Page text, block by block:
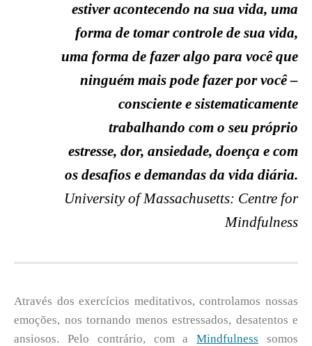
estiver acontecendo na sua vida, uma
forma de tomar controle de sua vida,
uma forma de fazer algo para você que
ninguém mais pode fazer por você –
consciente e sistematicamente
trabalhando com o seu próprio
estresse, dor, ansiedade, doença e com
os desafios e demandas da vida diária.
University of Massachusetts: Centre for
Mindfulness
Através dos exercícios meditativos, controlamos nossas
emoções, nos tornando menos estressados, desatentos e
ansiosos. Pelo contrário, com aMindfulness somos